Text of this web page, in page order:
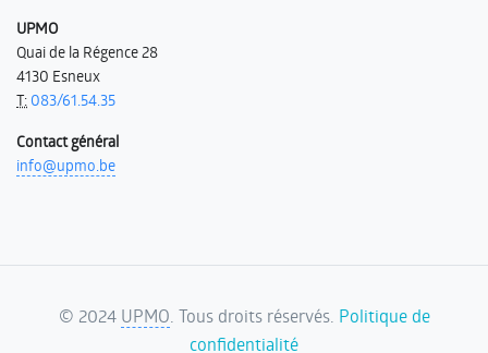
UPMO
Quai de la Régence 28
4130 Esneux
T: 083/61.54.35
Contact général
info@upmo.be
© 2024 UPMO . Tous droits réservés. Politique de
confidentialité